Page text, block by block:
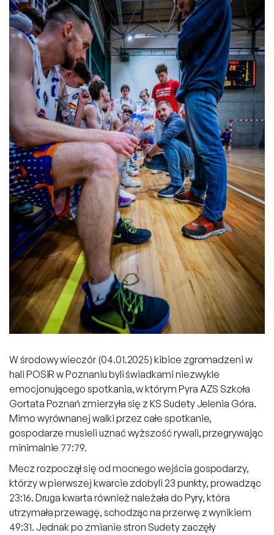
W środowy wieczór (04.01.2025) kibice zgromadzeni w
hali POSiR w Poznaniu byli świadkami niezwykle
emocjonującego spotkania, w którym Pyra AZS Szkoła
Gortata Poznań zmierzyła się z KS Sudety Jelenia Góra.
Mimo wyrównanej walki przez całe spotkanie,
gospodarze musieli uznać wyższość rywali, przegrywając
minimalnie 77:79.
Mecz rozpoczął się od mocnego wejścia gospodarzy,
którzy w pierwszej kwarcie zdobyli 23 punkty, prowadząc
23:16. Druga kwarta również należała do Pyry, która
utrzymała przewagę, schodząc na przerwę z wynikiem
49:31. Jednak po zmianie stron Sudety zaczęły